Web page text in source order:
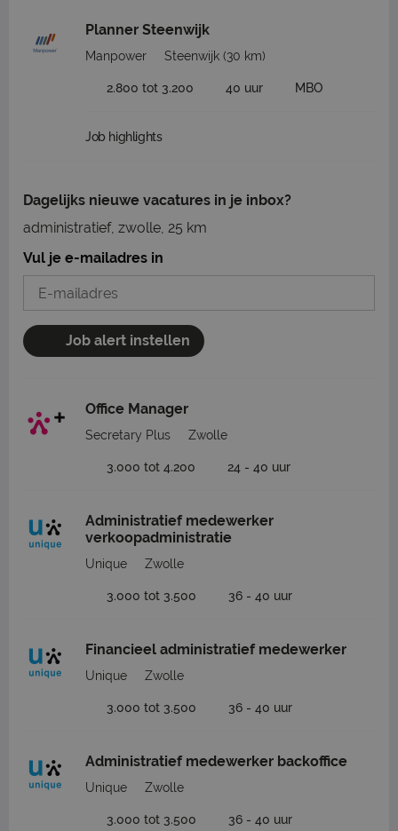
Planner Steenwijk
Manpower Steenwijk (30 km)
2.800 tot 3.200 40 uur MBO
Job highlights
Dagelijks nieuwe vacatures in je inbox?
administratief, zwolle, 25 km
Vul je e-mailadres in
Job alert instellen
Office Manager
Secretary Plus Zwolle
3.000 tot 4.200 24 - 40 uur
Administratief medewerker
verkoopadministratie
Unique Zwolle
3.000 tot 3.500 36 - 40 uur
Financieel administratief medewerker
Unique Zwolle
3.000 tot 3.500 36 - 40 uur
Administratief medewerker backoffice
Unique Zwolle
3.000 tot 3.500 36 - 40 uur